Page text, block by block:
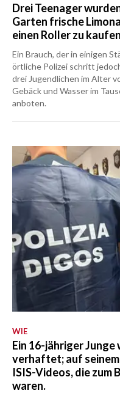
Drei Teenager
Garten frische
einen Roller zu
Ein Brauch, der in einigen
örtliche Polizei schritt
drei Jugendlichen im Alter
Gebäck und Wasser im
anboten.
WIE
Ein 16-jähriger
verhaftet; auf
ISIS-Videos, die zum
waren.